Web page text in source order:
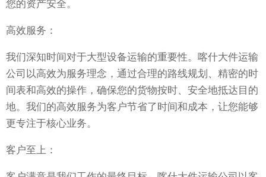
您的资产安全。
高效服务：
我们深知时间对于大型设备运输的重要性。喀什大件运输
公司以高效为服务理念，通过合理的路线规划、精密的时
间表和高效的操作，确保您的货物按时、安全地抵达目的
地。我们的高效服务为客户节省了时间和成本，让您能够
更专注于核心业务。
客户至上：